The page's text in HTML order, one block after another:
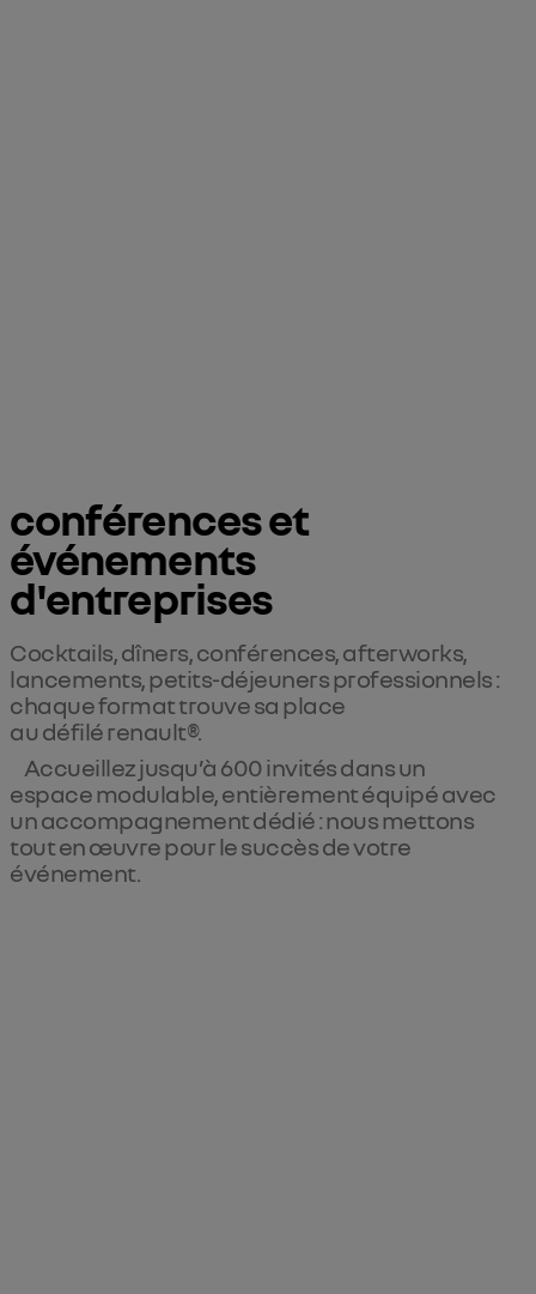
conférences et
événements
d'entreprises
Cocktails, dîners, conférences, afterworks,
lancements, petits-déjeuners professionnels :
chaque format trouve sa place
au défilé renault®.
Accueillez jusqu’à 600 invités dans un
espace modulable, entièrement équipé avec
un accompagnement dédié : nous mettons
tout en œuvre pour le succès de votre
événement.